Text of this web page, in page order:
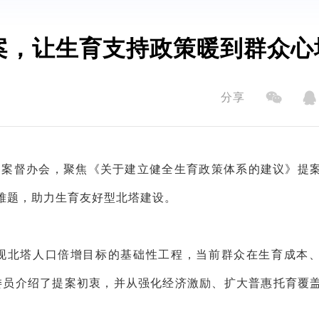
让生育支持政策暖到群众
分享
督办会，聚焦《关于建立健全生育政策体系的建议》提
，助力生育友好型北塔建设。
北塔人口倍增目标的基础性工程，当前群众在生育成本
介绍了提案初衷，并从强化经济激励、扩大普惠托育覆